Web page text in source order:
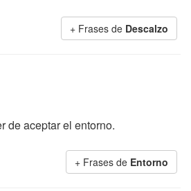
+ Frases de Descalzo
de aceptar el entorno.
+ Frases de Entorno